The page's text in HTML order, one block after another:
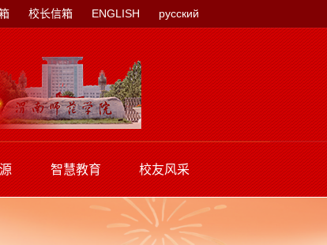
校长信箱 ENGLISH русский
智慧教育 校友风采